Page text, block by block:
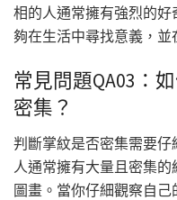
相的人通常擁有強烈的
夠在生活中尋找意義，並
常見問題QA03：
密集？
判斷掌紋是否密集需要
人通常擁有大量且密集
圖畫。當你仔細觀察自己